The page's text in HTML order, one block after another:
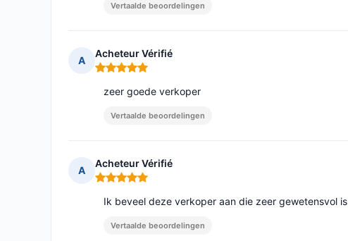
Vertaalde beoordelingen
A
Acheteur Vérifié
Opmerking: 5 van 5
zeer goede verkoper
Vertaalde beoordelingen
A
Acheteur Vérifié
Opmerking: 5 van 5
Ik beveel deze verkoper aan die zeer gewetensvol is
Vertaalde beoordelingen